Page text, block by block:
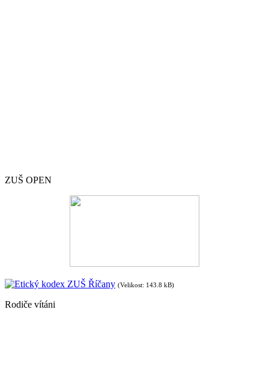
ZUŠ OPEN
Etický kodex ZUŠ Říčany (Velikost: 143.8 kB)
Rodiče vítáni